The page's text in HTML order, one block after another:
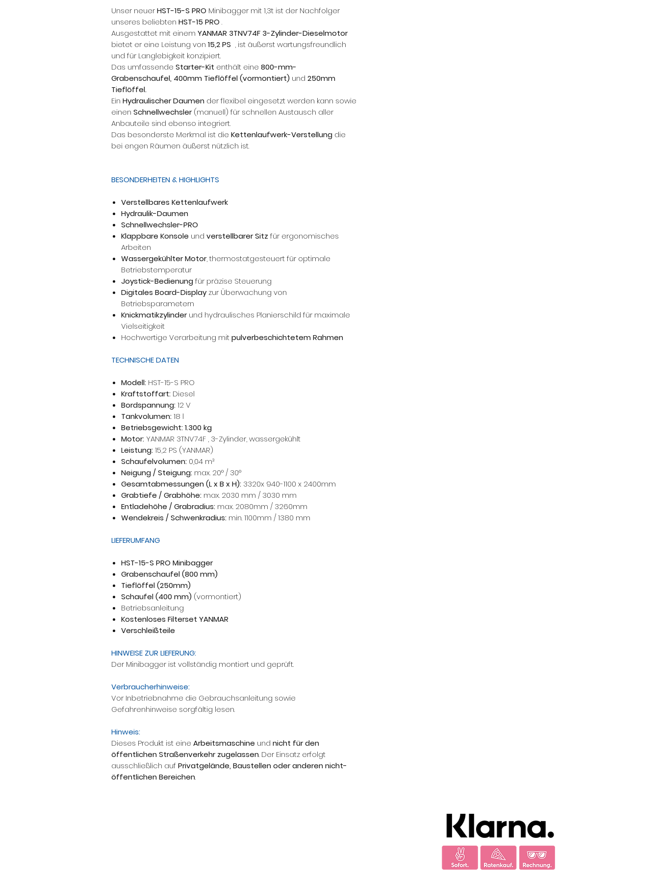
Unser neuerHST-15-S PRO Minibagger mit 1,3t ist der Nachfolger
unseres beliebten HST-15 PRO .
Ausgestattet mit einem YANMAR 3TNV74F 3-Zylinder-Dieselmotor
bietet er eine Leistung von 15,2 PS , ist äußerst wartungsfreundlich
und für Langlebigkeit konzipiert.
Das umfassende Starter-Kit enthält eine 800-mm-
Grabenschaufel, 400mm Tieflöffel (vormontiert) und 250mm
Tieflöffel.
Ein Hydraulischer Daumen der flexibel eingesetzt werden kann sowie
einen Schnellwechsler(manuell) für schnellen Austausch aller
Anbauteile sind ebenso integriert.
Das besonderste Merkmal ist die Kettenlaufwerk-Verstellung die
bei engen Räumen äußerst nützlich ist.
BESONDERHEITEN & HIGHLIGHTS
Verstellbares Kettenlaufwerk
Hydraulik-Daumen
Schnellwechsler-PRO
Klappbare Konsole und verstellbarer Sitz für ergonomisches
Arbeiten
Wassergekühlter Motor, thermostatgesteuert für optimale
Betriebstemperatur
Joystick-Bedienung für präzise Steuerung
Digitales Board-Displayzur Überwachung von
Betriebsparametern
Knickmatikzylinderund hydraulisches Planierschild für maximale
Vielseitigkeit
Hochwertige Verarbeitung mitpulverbeschichtetem Rahmen
TECHNISCHE DATEN
Modell: HST-15-S PRO
Kraftstoffart: Diesel
Bordspannung: 12 V
Tankvolumen: 18 l
Betriebsgewicht: 1.300 kg
Motor: YANMAR 3TNV74F , 3-Zylinder, wassergekühlt
Leistung: 15,2 PS (YANMAR)
Schaufelvolumen: 0,04 m³
Neigung / Steigung: max. 20° / 30°
Gesamtabmessungen (L x B x H): 3320x 940-1100 x 2400mm
Grabtiefe / Grabhöhe: max. 2030 mm / 3030 mm
Entladehöhe / Grabradius: max. 2080mm / 3260mm
Wendekreis / Schwenkradius: min. 1100mm / 1380 mm
LIEFERUMFANG
HST-15-S PRO Minibagger
Grabenschaufel (800 mm)
Tieflöffel (250mm)
Schaufel (400 mm) (vormontiert)
Betriebsanleitung
Kostenloses Filterset YANMAR
Verschleißteile
HINWEISE ZUR LIEFERUNG:
Der Minibagger ist vollständig montiert und geprüft.
Verbraucherhinweise:
Vor Inbetriebnahme die Gebrauchsanleitung sowie
Gefahrenhinweise sorgfältig lesen.
Hinweis:
Dieses Produkt ist eine Arbeitsmaschine und nicht für den
öffentlichen Straßenverkehr zugelassen. Der Einsatz erfolgt
ausschließlich auf Privatgelände, Baustellen oder anderen nicht-
öffentlichen Bereichen.